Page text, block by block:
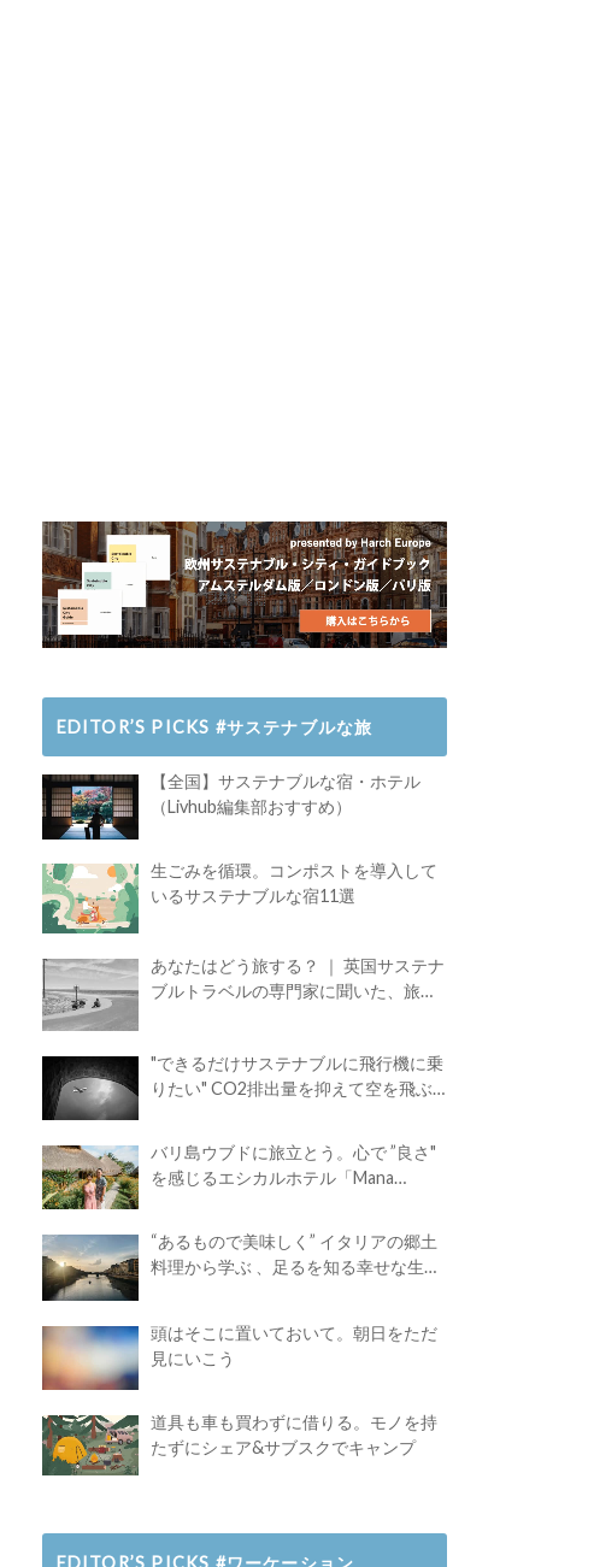
EDITOR’S PICKS #サステナブルな旅
【全国】サステナブルな宿・ホテル
（Livhub編集部おすすめ）
生ごみを循環。コンポストを導入して
いるサステナブルな宿11選
あなたはどう旅する？ ｜ 英国サステナ
ブルトラベルの専門家に聞いた、旅の
"できるだけサステナブルに飛行機に乗
りたい" CO2排出量を抑えて空を飛ぶ
バリ島ウブドに旅立とう。心で ”良さ"
を感じるエシカルホテル「Mana
“あるもので美味しく” イタリアの郷土
料理から学ぶ 、足るを知る幸せな生き
頭はそこに置いておいて。朝日をただ
見にいこう
道具も車も買わずに借りる。モノを持
たずにシェア&サブスクでキャンプ